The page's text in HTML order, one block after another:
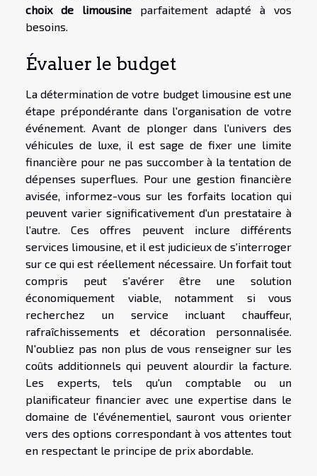
choix de limousineparfaitement adapté à vos
besoins.
Évaluer le budget
La détermination de votre budget limousine est une
étape prépondérante dans l'organisation de votre
événement. Avant de plonger dans l'univers des
véhicules de luxe, il est sage de fixer une limite
financière pour ne pas succomber à la tentation de
dépenses superflues. Pour une gestion financière
avisée, informez-vous sur les forfaits location qui
peuvent varier significativement d'un prestataire à
l'autre. Ces offres peuvent inclure différents
services limousine, et il est judicieux de s'interroger
sur ce qui est réellement nécessaire. Un forfait tout
compris peut s'avérer être une solution
économiquement viable, notamment si vous
recherchez un service incluant chauffeur,
rafraîchissements et décoration personnalisée.
N'oubliez pas non plus de vous renseigner sur les
coûts additionnels qui peuvent alourdir la facture.
Les experts, tels qu'un comptable ou un
planificateur financier avec une expertise dans le
domaine de l'événementiel, sauront vous orienter
vers des options correspondant à vos attentes tout
en respectant le principe de prix abordable.